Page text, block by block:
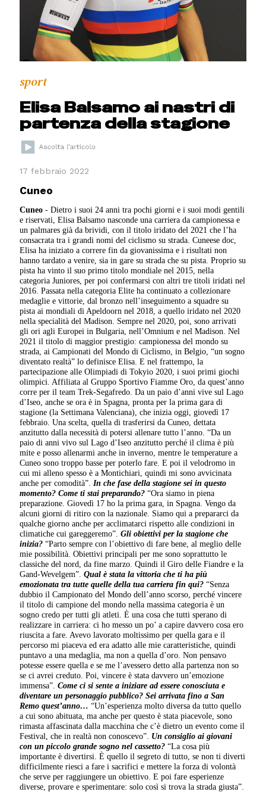
sport
Elisa Balsamo ai nastri di
partenza della stagione
17 febbraio 2022
Cuneo
Cuneo- Dietro i suoi 24 anni tra pochi giorni e i suoi modi gentili
e riservati, Elisa Balsamo nasconde una carriera da campionessa e
un palmares già da brividi, con il titolo iridato del 2021 che l’ha
consacrata tra i grandi nomi del ciclismo su strada. Cuneese doc,
Elisa ha iniziato a correre fin da giovanissima e i risultati non
hanno tardato a venire, sia in gare su strada che su pista. Proprio su
pista ha vinto il suo primo titolo mondiale nel 2015, nella
categoria Juniores, per poi confermarsi con altri tre titoli iridati nel
2016. Passata nella categoria Elite ha continuato a collezionare
medaglie e vittorie, dal bronzo nell’inseguimento a squadre su
pista ai mondiali di Apeldoorn nel 2018, a quello iridato nel 2020
nella specialità del Madison. Sempre nel 2020, poi, sono arrivati
gli ori agli Europei in Bulgaria, nell’Omnium e nel Madison. Nel
2021 il titolo di maggior prestigio: campionessa del mondo su
strada, ai Campionati del Mondo di Ciclismo, in Belgio, “un sogno
diventato realtà” lo definisce Elisa. E nel frattempo, la
partecipazione alle Olimpiadi di Tokyio 2020, i suoi primi giochi
olimpici. Affiliata al Gruppo Sportivo Fiamme Oro, da quest’anno
corre per il team Trek-Segafredo. Da un paio d’anni vive sul Lago
d’Iseo, anche se ora è in Spagna, pronta per la prima gara di
stagione (la Settimana Valenciana), che inizia oggi, giovedì 17
febbraio. Una scelta, quella di trasferirsi da Cuneo, dettata
anzitutto dalla necessità di potersi allenare tutto l’anno. “Da un
paio di anni vivo sul Lago d’Iseo anzitutto perché il clima è più
mite e posso allenarmi anche in inverno, mentre le temperature a
Cuneo sono troppo basse per poterlo fare. E poi il velodromo in
cui mi alleno spesso è a Montichiari, quindi mi sono avvicinata
anche per comodità”. In che fase della stagione sei in questo
momento? Come ti stai preparando? “Ora siamo in piena
preparazione. Giovedì 17 ho la prima gara, in Spagna. Vengo da
alcuni giorni di ritiro con la nazionale. Siamo qui a prepararci da
qualche giorno anche per acclimatarci rispetto alle condizioni in
climatiche cui gareggeremo”.Gli obiettivi per la stagione che
inizia? “Parto sempre con l’obiettivo di fare bene, al meglio delle
mie possibilità. Obiettivi principali per me sono soprattutto le
classiche del nord, da fine marzo. Quindi il Giro delle Fiandre e la
Gand-Wevelgem”.Qual è stata la vittoria che ti ha più
emozionata tra tutte quelle della tua carriera fin qui? “Senza
dubbio il Campionato del Mondo dell’anno scorso, perché vincere
il titolo di campione del mondo nella massima categoria è un
sogno credo per tutti gli atleti. È una cosa che tutti sperano di
realizzare in carriera: ci ho messo un po’ a capire davvero cosa ero
riuscita a fare. Avevo lavorato moltissimo per quella gara e il
percorso mi piaceva ed era adatto alle mie caratteristiche, quindi
puntavo a una medaglia, ma non a quella d’oro. Non pensavo
potesse essere quella e se me l’avessero detto alla partenza non so
se ci avrei creduto. Poi, vincere è stata davvero un’emozione
immensa”.Come ci si sente a iniziare ad essere conosciuta e
diventare un personaggio pubblico? Sei arrivata fino a San
Remo quest’anno… “Un’esperienza molto diversa da tutto quello
a cui sono abituata, ma anche per questo è stata piacevole, sono
rimasta affascinata dalla macchina che c’è dietro un evento come il
Festival, che in realtà non conoscevo”. Un consiglio ai giovani
con un piccolo grande sogno nel cassetto? “La cosa più
importante è divertirsi. È quello il segreto di tutto, se non ti diverti
difficilmente riesci a fare i sacrifici e mettere la forza di volontà
che serve per raggiungere un obiettivo. E poi fare esperienze
diverse, provare e sperimentare: solo così si trova la strada giusta”.